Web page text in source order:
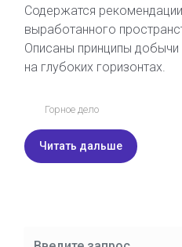
Содержатся
выработанного
Описаны принципы
на глубоких горизонтах.
Горное дело
Читать дальше